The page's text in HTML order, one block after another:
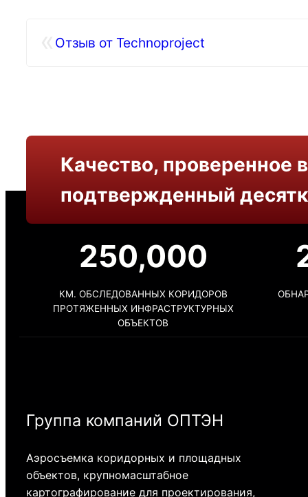
Отзыв от Technoproject
Качество, проверенное
подтвержденный
250,000
КМ. ОБСЛЕДОВАННЫХ КОРИДОРОВ
ПРОТЯЖЕННЫХ ИНФРАСТРУКТУРНЫХ
ОБЪЕКТОВ
Группа компаний ОПТЭН
Аэросъемка коридорных и площадных
объектов, крупномасштабное
картографирование для проектирования,